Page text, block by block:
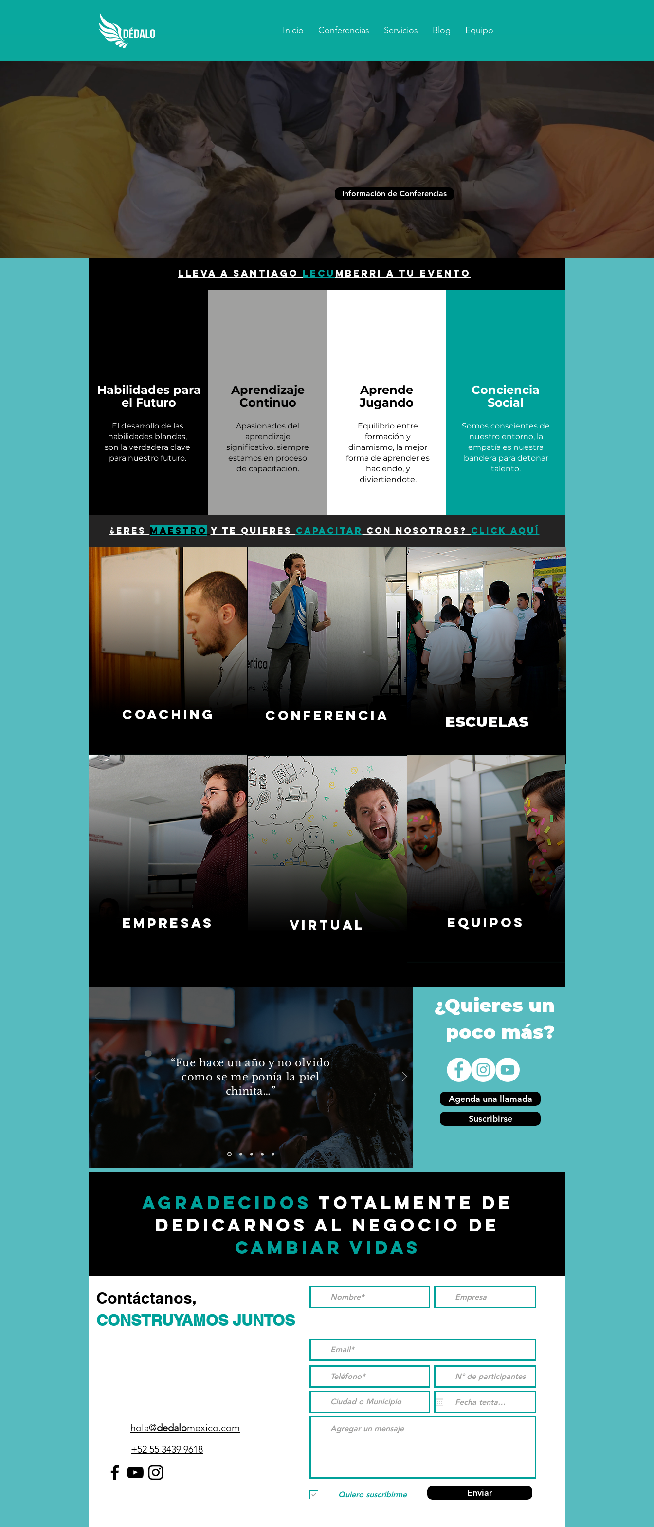
Inicio Conferencias Servicios Blog Equipo
Información de Conferencias
Lleva a Santiago lecu mberri a tu evento
Habilidades para
el Futuro
El desarrollo de las
habilidades blandas,
son la verdadera clave
para nuestro futuro.
Aprendizaje
Continuo
Apasionados del
aprendizaje
significativo, siempre
estamos en proceso
de capacitación.
Aprende
Jugando
Equilibrio entre
formación y
dinamismo, la mejor
forma de aprender es
haciendo, y
diviertiendote.
Conciencia
Social
Somos conscientes de
nuestro entorno, la
empatía es nuestra
bandera para detonar
talento.
¿Eres maestro y te quieres capacitar con nosotros? ClicK aquí
Coaching
Empresas
Conferencia
Virtual
ESCUELAS
Equipos
¿Quieres un
poco más?
Agenda una llamada
Suscribirse
“Fue hace un año y no olvido
como se me ponía la piel
chinita…”
Agradecidos totalmente de
Dedicarnos al negocio de
cambiar vidas
Contáctanos,
CONSTRUYAMOS JUNTOS
hola@dedalomexico.com
+52 55 3439 9618
Quiero suscribirme Enviar